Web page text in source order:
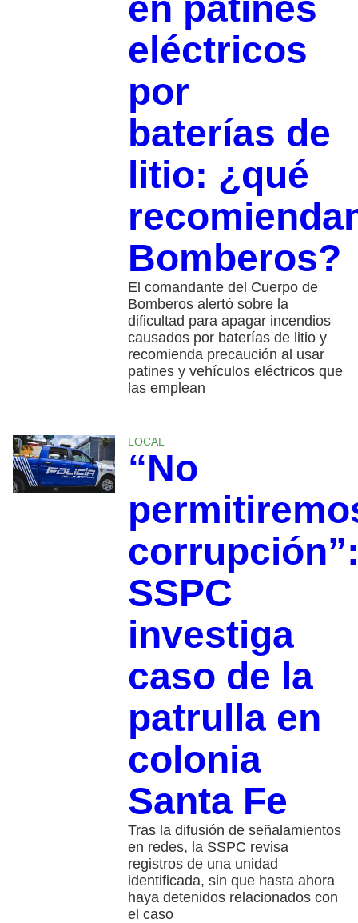
eléctricos
por
baterías de
litio: ¿qué
Bomberos?
El comandante del Cuerpo de
Bomberos alertó sobre la
dificultad para apagar incendios
causados por baterías de litio y
recomienda precaución al usar
patines y vehículos eléctricos que
las emplean
LOCAL
“No
SSPC
investiga
caso de la
patrulla en
colonia
Santa Fe
Tras la difusión de señalamientos
en redes, la SSPC revisa
registros de una unidad
identificada, sin que hasta ahora
haya detenidos relacionados con
el caso